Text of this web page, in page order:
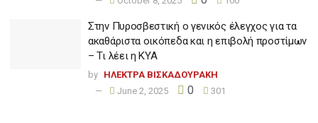
Στην Πυροσβεστική ο γενικός έλεγχος για τα
ακαθάριστα οικόπεδα και η επιβολή προστίμων
– Τι λέει η ΚΥΑ
by ΗΛΕΚΤΡΑ ΒΙΣΚΑΔΟΥΡΑΚΗ
June 2, 2025
0 301